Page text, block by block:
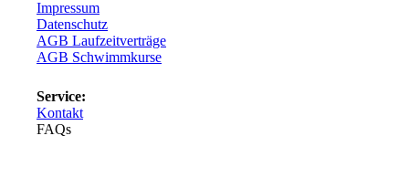
Impressum
Datenschutz
AGB Laufzeitverträge
AGB Schwimmkurse
Service:
Kontakt
FAQs